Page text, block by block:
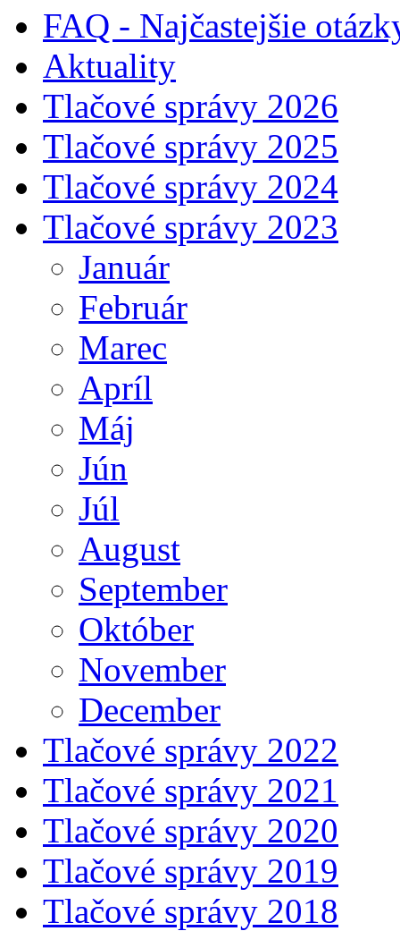
FAQ - Najčastejšie
Aktuality
Tlačové správy 2026
Tlačové správy 2025
Tlačové správy 2024
Tlačové správy 2023
Január
Február
Marec
Apríl
Máj
Jún
Júl
August
September
Október
November
December
Tlačové správy 2022
Tlačové správy 2021
Tlačové správy 2020
Tlačové správy 2019
Tlačové správy 2018